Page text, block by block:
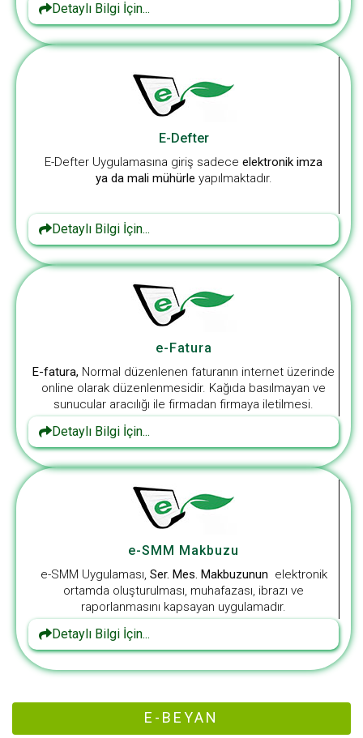
Detaylı Bilgi İçin...
E-Defter
E-Defter Uygulamasına giriş sadece elektronik imza
ya da mali mühürle yapılmaktadır.
Detaylı Bilgi İçin...
e-Fatura
E-fatura, Normal düzenlenen faturanın internet üzerinde
online olarak düzenlenmesidir. Kağıda basılmayan ve
sunucular aracılığı ile firmadan firmaya iletilmesi.
Detaylı Bilgi İçin...
e-SMM Makbuzu
e-SMM Uygulaması, Ser. Mes. Makbuzunun elektronik
ortamda oluşturulması, muhafazası, ibrazı ve
raporlanmasını kapsayan uygulamadır.
Detaylı Bilgi İçin...
E-BEYAN